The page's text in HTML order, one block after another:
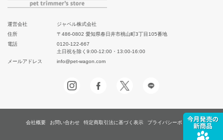
運営会社
ジャペル株式会社
住所
〒486-0802 愛知県春日井市桃山町3丁目105番地
電話
0120-122-667
土日祝を除く9:00-12:00・13:00-16:00
メールアドレス
info@pet-wagon.com
会社概要 お問い合わせ 特定商取引法に基づく表示 プライバシーポリシー